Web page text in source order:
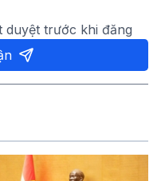
duyệt trước khi đăng